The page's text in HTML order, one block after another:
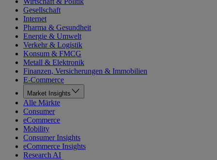
Gesellschaft
Internet
Pharma & Gesundheit
Energie & Umwelt
Verkehr & Logistik
Konsum & FMCG
Metall & Elektronik
Finanzen, Versicherungen & Immobilien
E-Commerce
Market Insights
Alle Märkte
Consumer
eCommerce
Mobility
Consumer Insights
eCommerce Insights
Research AI